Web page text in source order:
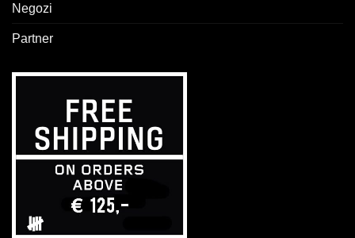
Negozi
Partner